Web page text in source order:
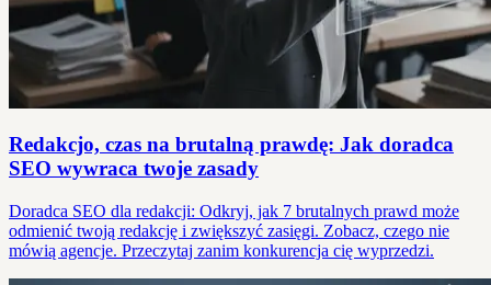
Redakcjo, czas na brutalną prawdę: Jak doradca
SEO wywraca twoje zasady
Doradca SEO dla redakcji: Odkryj, jak 7 brutalnych prawd może
odmienić twoją redakcję i zwiększyć zasięgi. Zobacz, czego nie
mówią agencje. Przeczytaj zanim konkurencja cię wyprzedzi.